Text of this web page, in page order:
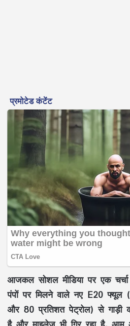
आजकल सोशल मीडिया पर एक
पंपों पर मिलने वाले नए E20 फ्यूल
और 80 प्रतिशत पेट्रोल) से गाड़ी